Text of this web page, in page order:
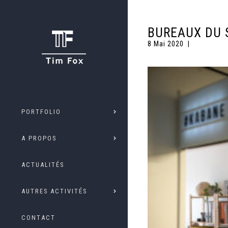
PORTFOLIO
A PROPOS
ACTUALITÉS
AUTRES ACTIVITÉS
CONTACT
BUREAUX DU
8 Mai 2020